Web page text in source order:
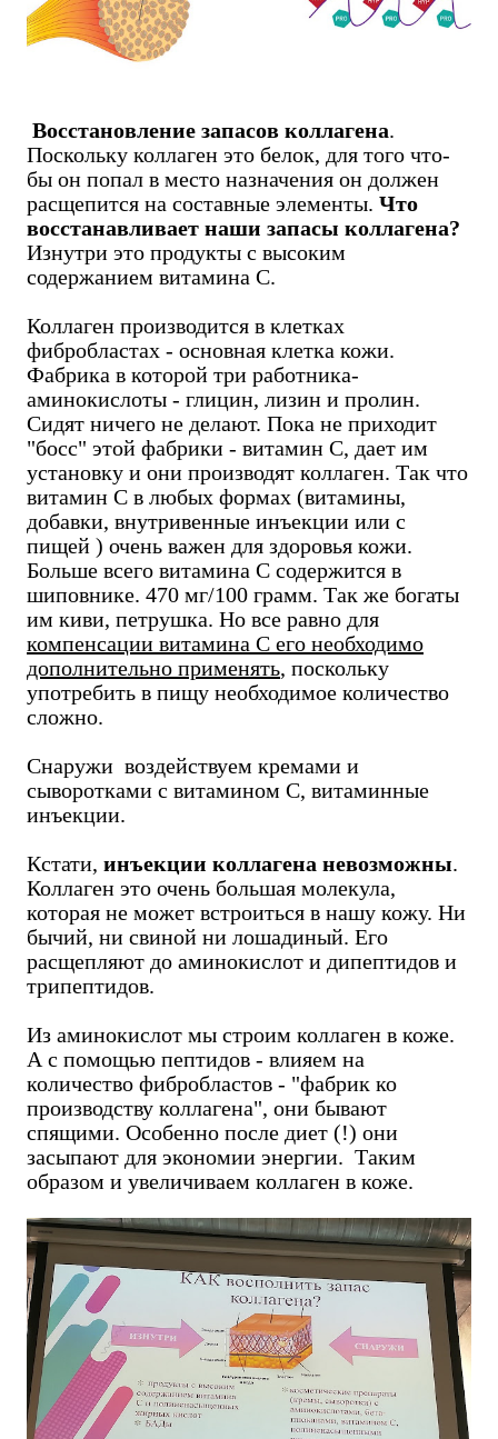
Восстановление запасов коллагена.
Поскольку коллаген это белок, для того что-
бы он попал в место назначения он должен
расщепится на составные элементы. Что
восстанавливает наши запасы коллагена?
Изнутри это продукты с высоким
содержанием витамина С.
Коллаген производится в клетках
фибробластах - основная клетка кожи.
Фабрика в которой три работника-
аминокислоты - глицин, лизин и пролин.
Сидят ничего не делают. Пока не приходит
"босс" этой фабрики - витамин С, дает им
установку и они производят коллаген. Так что
витамин С в любых формах (витамины,
добавки, внутривенные инъекции или с
пищей ) очень важен для здоровья кожи.
Больше всего витамина С содержится в
шиповнике. 470 мг/100 грамм. Так же богаты
им киви, петрушка. Но все равно для
компенсации витамина С его необходимо
дополнительно применять, поскольку
употребить в пищу необходимое количество
сложно.
Снаружи воздействуем кремами и
сыворотками с витамином С, витаминные
инъекции.
Кстати, инъекции коллагена невозможны.
Коллаген это очень большая молекула,
которая не может встроиться в нашу кожу. Ни
бычий, ни свиной ни лошадиный. Его
расщепляют до аминокислот и дипептидов и
трипептидов.
Из аминокислот мы строим коллаген в коже.
А с помощью пептидов - влияем на
количество фибробластов - "фабрик ко
производству коллагена", они бывают
спящими. Особенно после диет (!) они
засыпают для экономии энергии. Таким
образом и увеличиваем коллаген в коже.